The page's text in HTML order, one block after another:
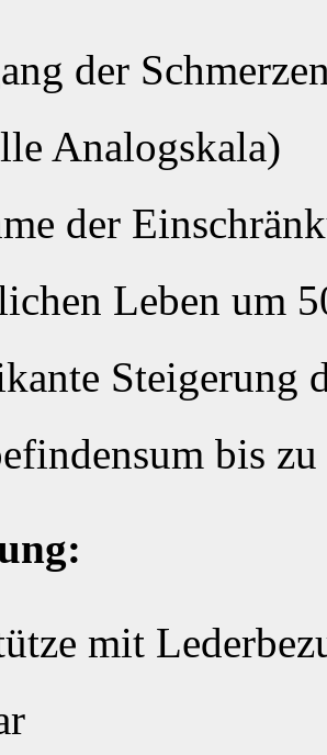
der
Analogskala)
der
Leben um
Steigerung
bis
mit